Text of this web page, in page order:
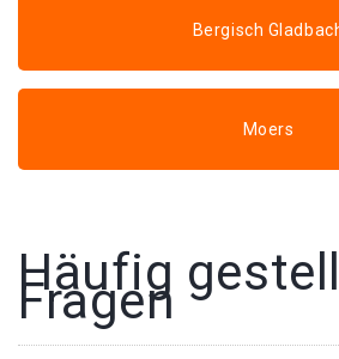
Bergisch
Moers
Häufig
Fragen